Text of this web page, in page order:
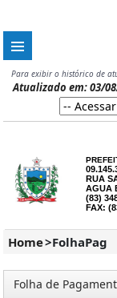
Para exibir o histórico de
Atualizado em: 03/
RUA
AGUA
(83)
FAX:
Home>FolhaPag
Folha de